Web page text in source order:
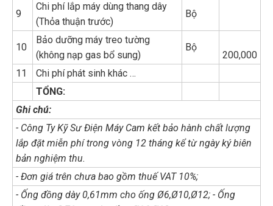
9
Chi phí lắp máy dùng thang dây
(Thỏa thuận trước)
Bộ
10
Bảo dưỡng máy treo tường
(không nạp gas bổ sung)
Bộ
200,000
11
Chi phí phát sinh khác …
TỔNG:
Ghi chú:
- Công Ty Kỹ Sư Điện Máy Cam kết bảo hành chất lượng
lắp đặt miễn phí trong vòng 12 tháng kể từ ngày ký biên
bản nghiệm thu.
- Đơn giá trên chưa bao gồm thuế VAT 10%;
- Ống đồng dày 0,61mm cho ống Ø6,Ø10,Ø12; - Ống